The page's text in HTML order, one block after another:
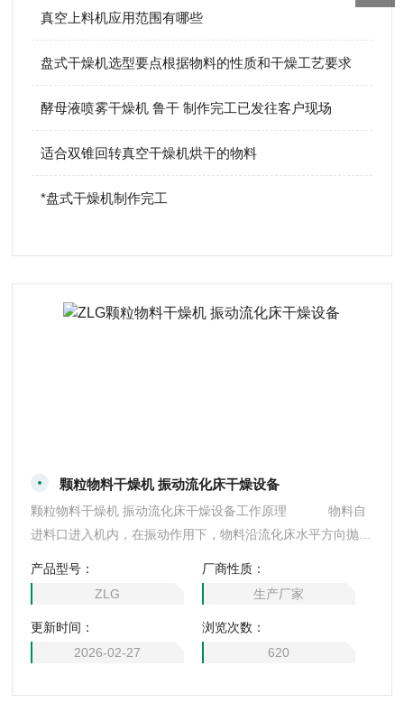
真空上料机应用范围有哪些
盘式干燥机选型要点根据物料的性质和干燥工艺要求
酵母液喷雾干燥机 鲁干 制作完工已发往客户现场
适合双锥回转真空干燥机烘干的物料
*盘式干燥机制作完工
颗粒物料干燥机 振动流化床干燥设备
颗粒物料干燥机 振动流化床干燥设备工作原理 物料自
进料口进入机内，在振动作用下，物料沿流化床水平方向抛掷
后，湿空气经旋风分离器除尘后由排风口排出，干燥物料由排
料口排出
产品型号：
ZLG
厂商性质：
生产厂家
更新时间：
2026-02-27
浏览次数：
620